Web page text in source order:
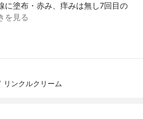
塗布・赤み、痒みは無し7回目の
を見る
リンクルクリーム